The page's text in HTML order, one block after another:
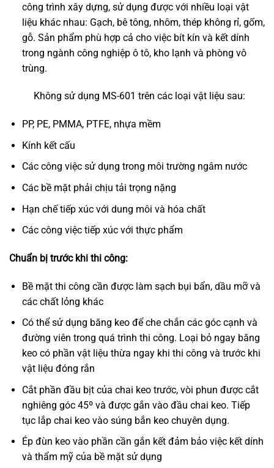
công trình xây dựng, sử dụng được với nhiều loại vật
liệu khác nhau: Gạch, bê tông, nhôm, thép không rỉ, gốm,
gỗ. Sản phẩm phù hợp cả cho việc bít kín và kết dính
trong ngành công nghiệp ô tô, kho lạnh và phòng vô
trùng.
Không sử dụng MS-601 trên các loại vật liệu sau:
PP, PE, PMMA, PTFE, nhựa mềm
Kính kết cấu
Các công việc sử dụng trong môi trường ngâm nước
Các bề mặt phải chịu tải trọng nặng
Hạn chế tiếp xúc với dung môi và hóa chất
Các công việc tiếp xúc với thực phẩm
Chuẩn bị trước khi thi công:
Bề mặt thi công cần được làm sạch bụi bẩn, dầu mỡ và
các chất lỏng khác
Có thể sử dụng băng keo để che chắn các góc cạnh và
đường viên trong quá trình thi công. Loại bỏ ngay băng
keo có phần vật liệu thừa ngay khi thi công và trước khi
vật liệu đóng rắn
Cắt phần đầu bịt của chai keo trước, vòi phun được cắt
nghiêng góc 45º và được gắn vào đầu chai keo. Tiếp
tục lắp chai keo vào súng bắn keo chuyên dụng.
Ép đùn keo vào phần cần gắn kết đảm bảo việc kết dính
và thẩm mỹ của bề mặt sử dụng